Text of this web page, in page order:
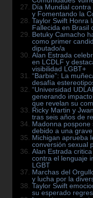
Día Mundial
y Fomentando la
Taylor Swift Honra
Fallecida en Brasil
Betuky Camacho
como primer
diputado/a
Alan Estrada
en LCDLF y
visibilidad LGBT+
“Barbie”: La
desafía
“Universidad
generando
que revelan su
Ricky Martin y
tras seis años de
Madonna pospone
debido a una
Michigan aprueba
conversión sexual
Alan Estrada
contra el lenguaje
LGBT
Marchas del
y lucha por la
Taylor Swift
su esperado